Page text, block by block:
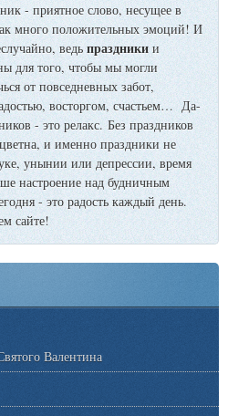
- приятное слово, несущее в
много положительных эмоций! И
ведьпраздникии
для того, чтобы мы могли
от повседневных забот,
восторгом, счастьем… Да-
- это релакс. Без праздников
и именно праздники не
унынии или депрессии, время
настроение над будничным
- это радость каждый день.
сайте!
Валентина